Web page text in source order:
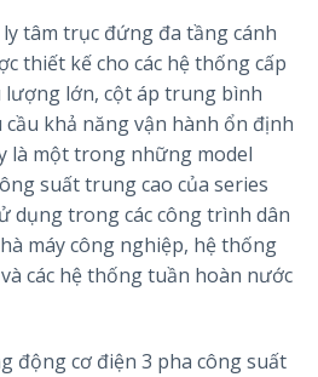
tâm trục đứng đa tầng cánh
thiết kế cho các hệ thống cấp
lượng lớn, cột áp trung bình
khả năng vận hành ổn định
là một trong những model
suất trung cao của series
dụng trong các công trình dân
máy công nghiệp, hệ thống
các hệ thống tuần hoàn nước
động cơ điện 3 pha công suất